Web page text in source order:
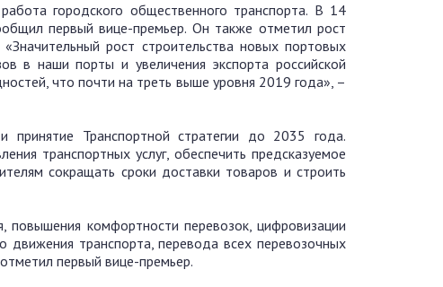
городского общественного транспорта. В 14
первый вице-премьер. Он также отметил рост
рост строительства новых портовых
в наши порты и увеличения экспорта российской
что почти на треть выше уровня 2019 года», –
Транспортной стратегии до 2035 года.
транспортных услуг, обеспечить предсказуемое
сокращать сроки доставки товаров и строить
повышения комфортности перевозок, цифровизации
движения транспорта, перевода всех перевозочных
первый вице-премьер.